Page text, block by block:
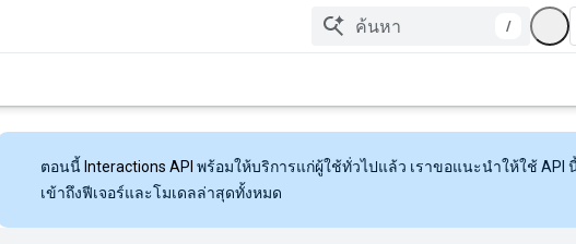
/
ตอนนี้ Interactions API พร้อมให้บริการแก่ผู้ใช้ทั่วไปแล้ว เราขอแนะนำให้ใช้ API
เข้าถึงฟีเจอร์และโมเดลล่าสุดทั้งหมด